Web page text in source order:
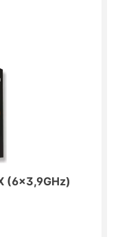
(6x3,9GHz)